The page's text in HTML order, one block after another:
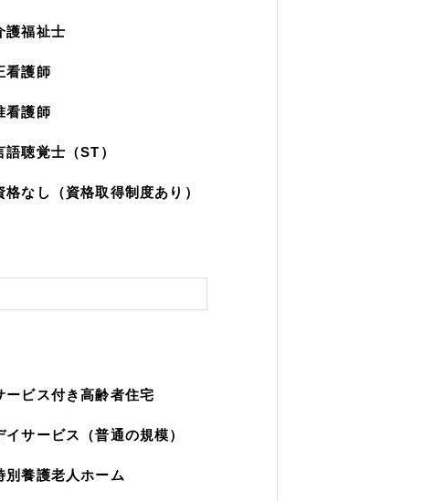
護福祉士
看護師
看護師
語聴覚士（ST）
格なし（資格取得制度あり）
ービス付き高齢者住宅
イサービス（普通の規模）
別養護老人ホーム